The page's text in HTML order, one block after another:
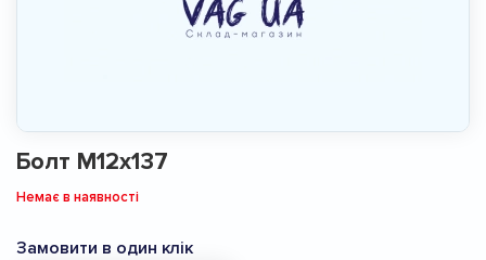
Болт М12x137
Немає в наявності
Замовити в один клік